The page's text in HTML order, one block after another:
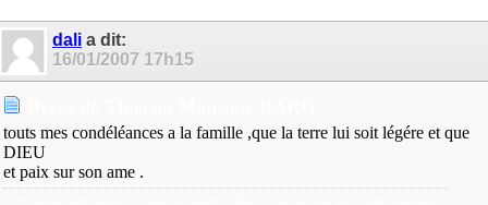
dali a dit:
16/01/2007 17h15
touts mes condéléances a la famille ,que la terre lui soit légére et que
DIEU
et paix sur son ame .